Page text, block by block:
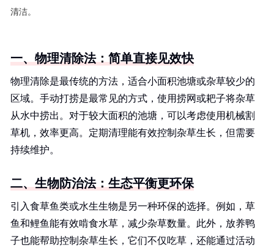
清洁。
一、物理清除法：简单直接见效快
物理清除是最传统的方法，适合小面积池塘或杂草较少的
区域。手动打捞是最常见的方式，使用捞网或耙子将杂草
从水中捞出。对于较大面积的池塘，可以考虑使用机械割
草机，效率更高。定期清理能有效控制杂草生长，但需要
持续维护。
二、生物防治法：生态平衡更环保
引入食草鱼类或水生生物是另一种环保的选择。例如，草
鱼和鲤鱼能有效啃食水草，减少杂草数量。此外，放养鸭
子也能帮助控制杂草生长，它们不仅吃草，还能通过活动